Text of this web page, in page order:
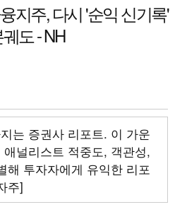
지주, 다시 '순익 신기록'
도 - NH
는 증권사 리포트. 이 가운
널리스트 적중도, 객관성,
해 투자자에게 유익한 리포
주]